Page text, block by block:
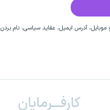
آدرس ایمیل، عقاید سیاسی، نام
کارفـــرمایان